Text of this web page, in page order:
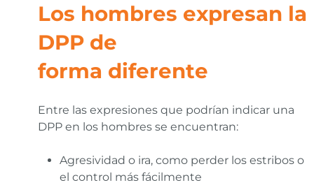
Los hombres expresan la
DPP de
forma diferente
Entre las expresiones que podrían indicar una
DPP en los hombres se encuentran:
Agresividad o ira, como perder los estribos o
el control más fácilmente